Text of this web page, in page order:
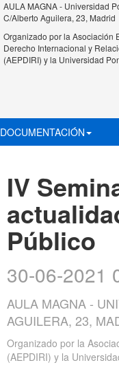
AULA MAGNA - Universidad
C/Alberto Aguilera, 23, Madrid
Organizado porla Asociación
Derecho Internacional y
(AEPDIRI) y la Universidad
DOCUMENTACIÓN
IV
Público
30-06-2021
AULA MAGNA -
AGUILERA, 23,
Organizado por la
(AEPDIRI) y la